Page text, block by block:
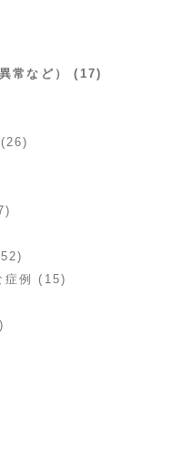
常など） (17)
症例 (15)